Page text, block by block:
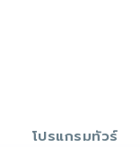
โปรแกรมทัวร์